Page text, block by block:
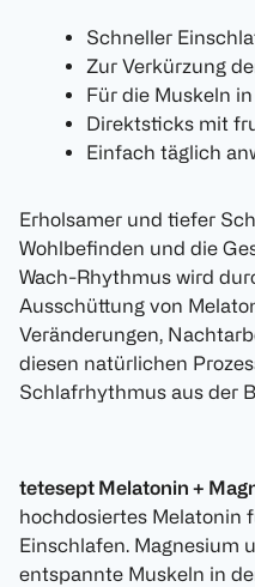
Schneller
Zur Verkürzung
Für die Muskeln
Direktsticks mit
Einfach täglich
Erholsamer und tiefer
Wohlbefinden und die
Wach-Rhythmus wird
Ausschüttung von
Veränderungen,
diesen natürlichen
Schlafrhythmus aus der
tetesept Melatonin +
hochdosiertes Melatonin
Einschlafen. Magnesium
entspannte Muskeln in